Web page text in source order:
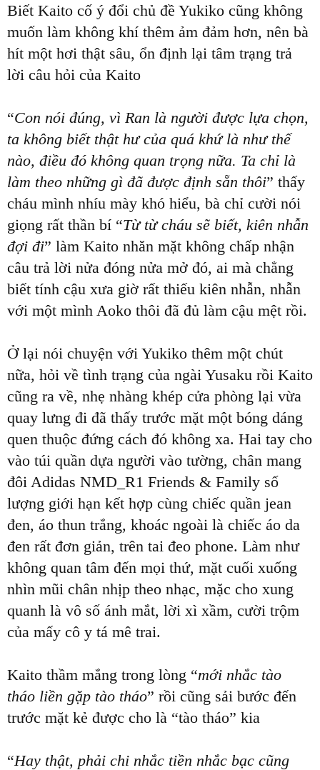
Biết Kaito cố ý đổi chủ đề Yukiko cũng không
muốn làm không khí thêm ảm đảm hơn, nên bà
hít một hơi thật sâu, ổn định lại tâm trạng trả
lời câu hỏi của Kaito
“Con nói đúng, vì Ran là người được lựa chọn,
ta không biết thật hư của quá khứ là như thế
nào, điều đó không quan trọng nữa. Ta chỉ là
làm theo những gì đã được định sẵn thôi” thấy
cháu mình nhíu mày khó hiểu, bà chỉ cười nói
giọng rất thần bí “Từ từ cháu sẽ biết, kiên nhẫn
đợi đi” làm Kaito nhăn mặt không chấp nhận
câu trả lời nửa đóng nửa mở đó, ai mà chẳng
biết tính cậu xưa giờ rất thiếu kiên nhẫn, nhẫn
với một mình Aoko thôi đã đủ làm cậu mệt rồi.
Ở lại nói chuyện với Yukiko thêm một chút
nữa, hỏi về tình trạng của ngài Yusaku rồi Kaito
cũng ra về, nhẹ nhàng khép cửa phòng lại vừa
quay lưng đi đã thấy trước mặt một bóng dáng
quen thuộc đứng cách đó không xa. Hai tay cho
vào túi quần dựa người vào tường, chân mang
đôi Adidas NMD_R1 Friends & Family số
lượng giới hạn kết hợp cùng chiếc quần jean
đen, áo thun trắng, khoác ngoài là chiếc áo da
đen rất đơn giản, trên tai đeo phone. Làm như
không quan tâm đến mọi thứ, mặt cuối xuống
nhìn mũi chân nhịp theo nhạc, mặc cho xung
quanh là vô số ánh mắt, lời xì xầm, cười trộm
của mấy cô y tá mê trai.
Kaito thầm mắng trong lòng “mới nhắc tào
tháo liền gặp tào tháo” rồi cũng sải bước đến
trước mặt kẻ được cho là “tào tháo” kia
“Hay thật, phải chi nhắc tiền nhắc bạc cũng